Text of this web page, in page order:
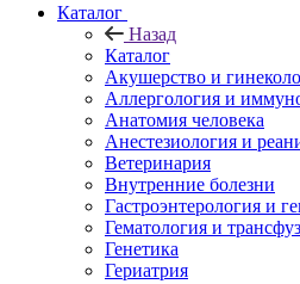
Каталог
Назад
Каталог
Акушерство и
Аллергология и
Анатомия человека
Анестезиология и
Ветеринария
Внутренние болезни
Гастроэнтерология и
Гематология и
Генетика
Гериатрия